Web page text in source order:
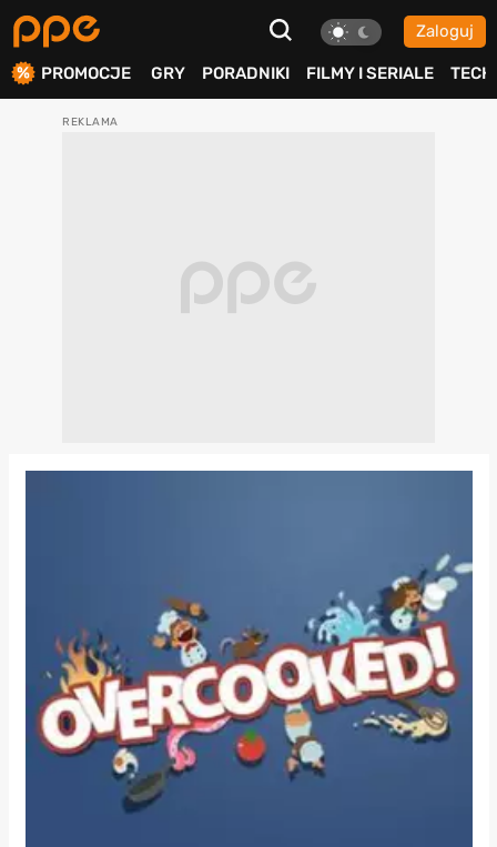
Zaloguj
PROMOCJE GRY PORADNIKI FILMY I SERIALE TECH